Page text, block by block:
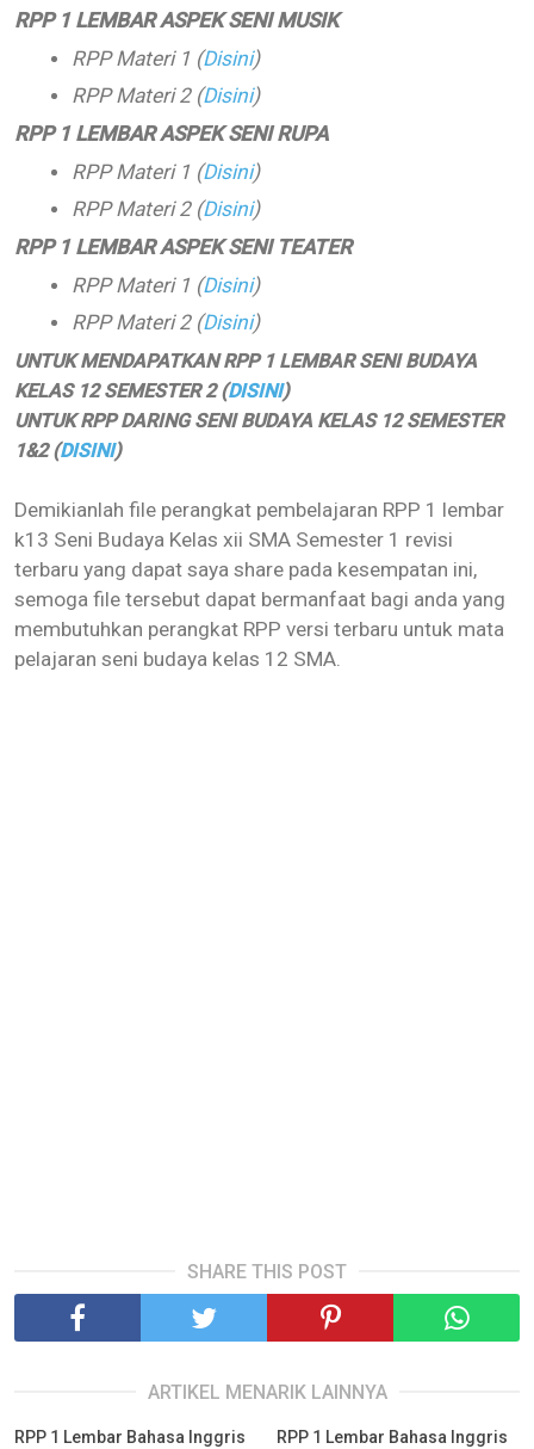
RPP 1 LEMBAR ASPEK SENI MUSIK
RPP Materi 1 (Disini)
RPP Materi 2 (Disini)
RPP 1 LEMBAR ASPEK SENI RUPA
RPP Materi 1 (Disini)
RPP Materi 2 (Disini)
RPP 1 LEMBAR ASPEK SENI TEATER
RPP Materi 1 (Disini)
RPP Materi 2 (Disini)
UNTUK MENDAPATKAN RPP 1 LEMBAR SENI BUDAYA
KELAS 12 SEMESTER 2 (DISINI)
UNTUK RPP DARING SENI BUDAYA KELAS 12 SEMESTER
1&2 (DISINI)
Demikianlah file perangkat pembelajaran RPP 1 lembar
k13 Seni Budaya Kelas xii SMA Semester 1 revisi
terbaru yang dapat saya share pada kesempatan ini,
semoga file tersebut dapat bermanfaat bagi anda yang
membutuhkan perangkat RPP versi terbaru untuk mata
pelajaran seni budaya kelas 12 SMA.
SHARE THIS POST
ARTIKEL MENARIK LAINNYA
RPP 1 Lembar Bahasa Inggris
RPP 1 Lembar Bahasa Inggris